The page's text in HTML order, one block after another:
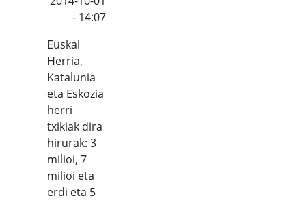
- 14:07
Euskal
Herria,
Katalunia
eta Eskozia
herri
txikiak dira
hirurak: 3
milioi, 7
milioi eta
erdi eta 5